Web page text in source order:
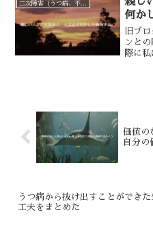
人も
二次障害（うつ病、不安障害）
何か
旧ブ
ンと
際に
価値の
自分の
うつ病から抜け出すことができた
工夫をまとめた